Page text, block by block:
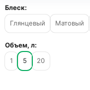
Блеск:
Глянцевый
Матовый
Объем, л:
1
5 20